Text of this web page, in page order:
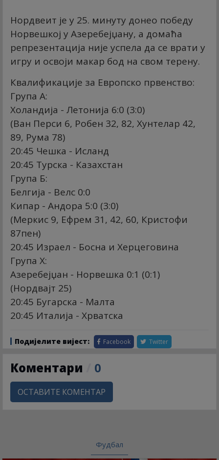
Нордвеит је у 25. минуту донео победу
Норвешкој у Азеребејџану, а домаћа
репрезентација није успела да се врати у
игру и освоји макар бод на свом терену.
Квалификације за Европско првенство:
Група А:
Холандија - Летонија 6:0 (3:0)
(Ван Перси 6, Робен 32, 82, Хунтелар 42,
89, Рума 78)
20:45 Чешка - Исланд
20:45 Турска - Казахстан
Група Б:
Белгија - Велс 0:0
Кипар - Андора 5:0 (3:0)
(Меркис 9, Ефрем 31, 42, 60, Кристофи
87пен)
20:45 Израел - Босна и Херцеговина
Група Х:
Азеребејџан - Норвешка 0:1 (0:1)
(Нордвајт 25)
20:45 Бугарска - Малта
20:45 Италија - Хрватска
Подијелите вијест: Facebook Twitter
Коментари 0
ОСТАВИТЕ КОМЕНТАР
Фудбал